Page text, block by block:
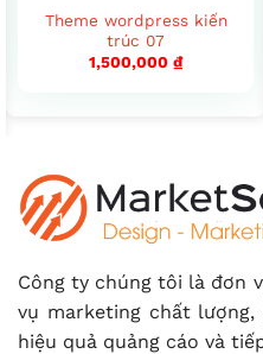
Theme wordpress kiến
trúc 07
1,500,000 ₫
Công ty chúng tôi là đơn
vụ marketing chất lượng,
hiệu quả quảng cáo và